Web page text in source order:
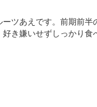
ツあえです。前期前半
き嫌いせずしっかり